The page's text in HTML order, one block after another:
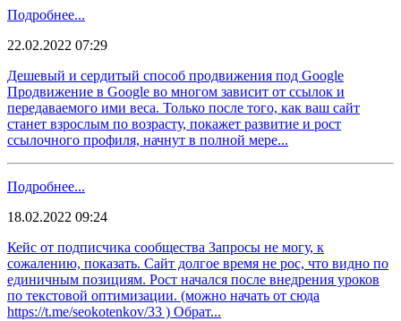
Подробнее...
22.02.2022 07:29
Дешевый и сердитый способ продвижения под Google
Продвижение в Google во многом зависит от ссылок и
передаваемого ими веса. Только после того, как ваш сайт
станет взрослым по возрасту, покажет развитие и рост
ссылочного профиля, начнут в полной мере...
Подробнее...
18.02.2022 09:24
Кейс от подписчика сообщества Запросы не могу, к
сожалению, показать. Сайт долгое время не рос, что видно по
единичным позициям. Рост начался после внедрения уроков
по текстовой оптимизации. (можно начать от сюда
https://t.me/seokotenkov/33 ) Обрат...